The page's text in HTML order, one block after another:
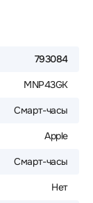
793084
MNP43GK
Смарт-часы
Apple
Смарт-часы
Нет